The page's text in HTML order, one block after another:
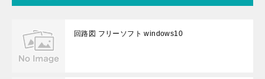
回路図 フリーソフト windows10